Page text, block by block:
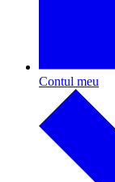
Contul meu